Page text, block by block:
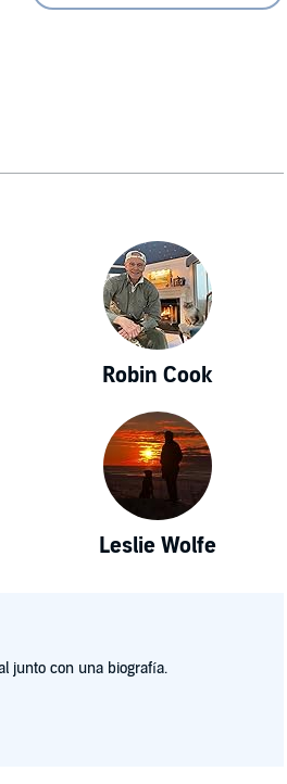
Robin Cook
Leslie Wolfe
junto con una biografía.